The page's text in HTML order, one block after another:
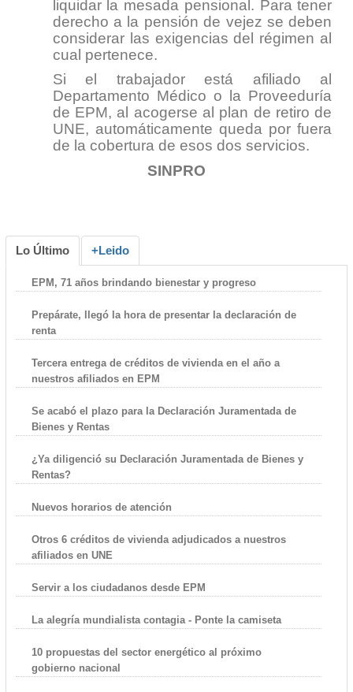
liquidar la mesada pensional. Para tener
derecho a la pensión de vejez se deben
considerar las exigencias del régimen al
cual pertenece.
Si el trabajador está afiliado al
Departamento Médico o la Proveeduría
de EPM, al acogerse al plan de retiro de
UNE, automáticamente queda por fuera
de la cobertura de esos dos servicios.
SINPRO
Lo Último +Leido
EPM, 71 años brindando bienestar y progreso
Prepárate, llegó la hora de presentar la declaración de
renta
Tercera entrega de créditos de vivienda en el año a
nuestros afiliados en EPM
Se acabó el plazo para la Declaración Juramentada de
Bienes y Rentas
¿Ya diligenció su Declaración Juramentada de Bienes y
Rentas?
Nuevos horarios de atención
Otros 6 créditos de vivienda adjudicados a nuestros
afiliados en UNE
Servir a los ciudadanos desde EPM
La alegría mundialista contagia - Ponte la camiseta
10 propuestas del sector energético al próximo
gobierno nacional